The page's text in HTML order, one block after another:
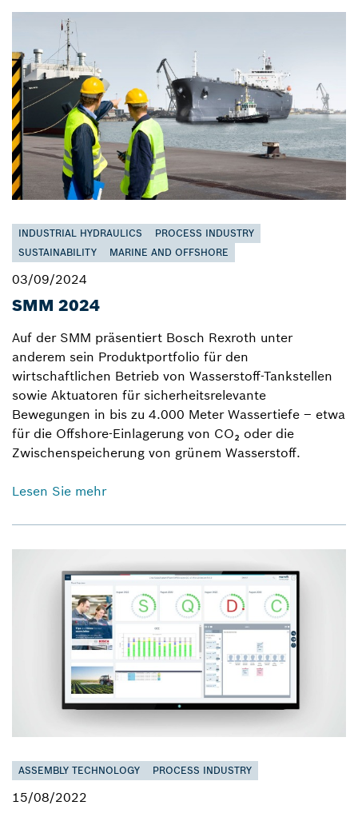
INDUSTRIAL HYDRAULICS
PROCESS INDUSTRY
SUSTAINABILITY
MARINE AND OFFSHORE
03/09/2024
SMM 2024
Auf der SMM präsentiert Bosch Rexroth unter
anderem sein Produktportfolio für den
wirtschaftlichen Betrieb von Wasserstoff-Tankstellen
sowie Aktuatoren für sicherheitsrelevante
Bewegungen in bis zu 4.000 Meter Wassertiefe – etwa
für die Offshore-Einlagerung von CO₂ oder die
Zwischenspeicherung von grünem Wasserstoff.
Lesen Sie mehr
ASSEMBLY TECHNOLOGY PROCESS INDUSTRY
15/08/2022